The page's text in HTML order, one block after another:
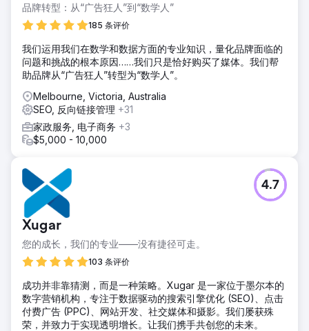
品牌转型：从“广告狂人”到“数学人”
185 条评价
我们运用我们在数学和数据方面的专业知识，量化品牌面临的
问题和挑战的根本原因……我们只是恰好购买了媒体。我们帮
助品牌从“广告狂人”转型为“数学人”。
Melbourne, Victoria, Australia
SEO, 反向链接管理 +31
家政服务, 电子商务 +3
$5,000 - 10,000
Xugar
您的成长，我们的专业——没有捷径可走。
103 条评价
4.7
成功并非靠猜测，而是一种策略。Xugar 是一家位于墨尔本的
数字营销机构，专注于数据驱动的搜索引擎优化 (SEO)、点击
付费广告 (PPC)、网站开发、社交媒体和摄影。我们屡获殊
荣，并致力于实现透明增长。让我们携手共创您的未来。